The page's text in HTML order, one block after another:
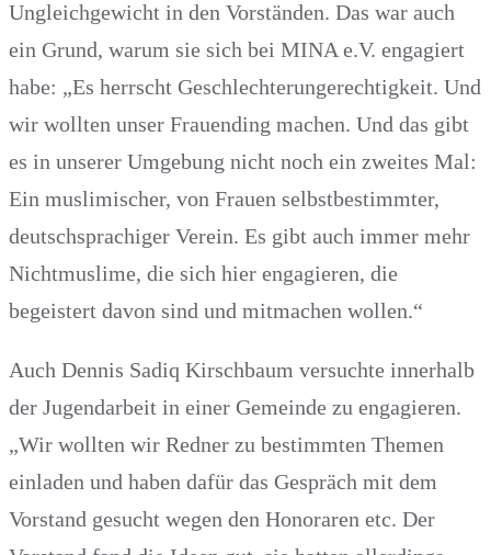
Ungleichgewicht in den Vorständen. Das war auch
ein Grund, warum sie sich bei MINA e.V. engagiert
habe: „Es herrscht Geschlechterungerechtigkeit. Und
wir wollten unser Frauending machen. Und das gibt
es in unserer Umgebung nicht noch ein zweites Mal:
Ein muslimischer, von Frauen selbstbestimmter,
deutschsprachiger Verein. Es gibt auch immer mehr
Nichtmuslime, die sich hier engagieren, die
begeistert davon sind und mitmachen wollen.“
Auch Dennis Sadiq Kirschbaum versuchte innerhalb
der Jugendarbeit in einer Gemeinde zu engagieren.
„Wir wollten wir Redner zu bestimmten Themen
einladen und haben dafür das Gespräch mit dem
Vorstand gesucht wegen den Honoraren etc. Der